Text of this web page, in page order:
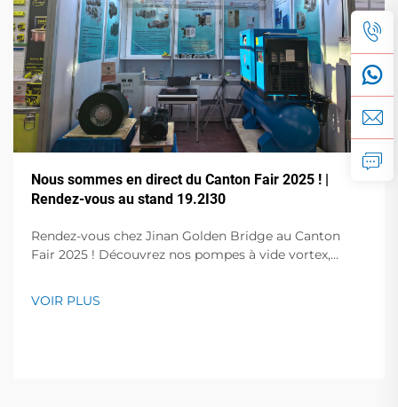
Nous sommes en direct du Canton Fair 2025 ! |
Rendez-vous au stand 19.2I30
Rendez-vous chez Jinan Golden Bridge au Canton
Fair 2025 ! Découvrez nos pompes à vide vortex,
plus encore. Démonstrations en direct au stand
VOIR PLUS